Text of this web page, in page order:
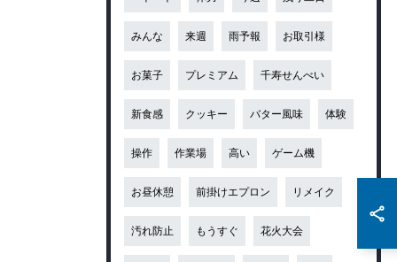
みんな 来週 雨予報 お取引様
お菓子 プレミアム 千寿せんべい
新食感 クッキー バター風味 体験
操作 作業場 高い ゲーム機
お昼休憩 前掛けエプロン リメイク
汚れ防止 もうすぐ 花火大会